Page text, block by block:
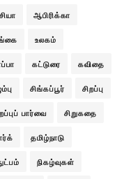
ஆபிரிக்கா
உலகம்
கட்டுரை கவிதை
சிங்கப்பூர் சிறப்பு
பார்வை சிறுகதை
தமிழ்நாடு
நிகழ்வுகள்